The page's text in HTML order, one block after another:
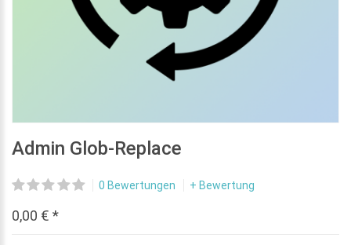
Admin Glob-Replace
0 Bewertungen + Bewertung
0,00 € *